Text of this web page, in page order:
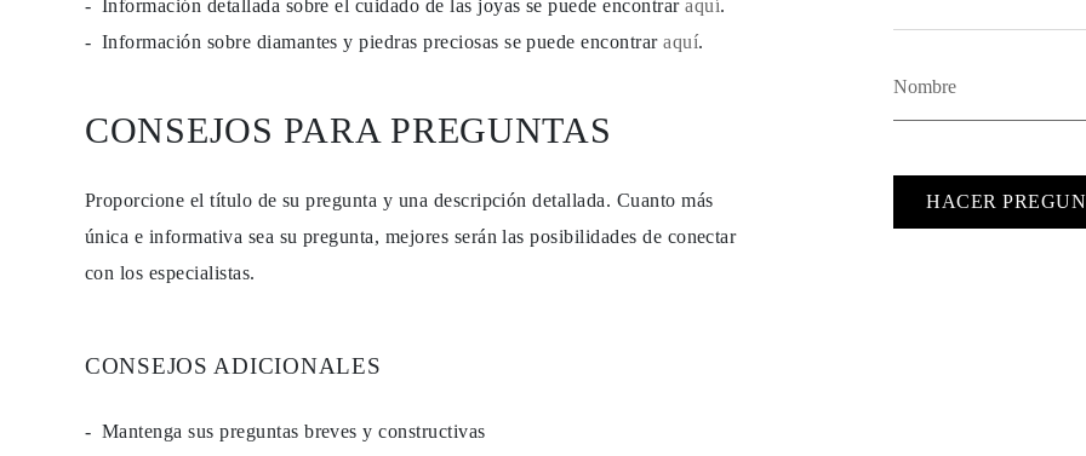
Guía de Pulseras
Precios Сompetitivos
SERVICIOS
Diseño Personalizado
Proceso de Producción
Nuestra Garantía
Métodos de Pago
Información detallada sobre el cuidado de las joyas se puede encontraraquí.
Información sobre diamantes y piedras preciosas se puede encontraraquí.
CONSEJOS PARA PREGUNTAS
Proporcione el título de su pregunta y una descripción detallada. Cuanto más
única e informativa sea su pregunta, mejores serán las posibilidades de conectar
con los especialistas.
CONSEJOS ADICIONALES
Mantenga sus preguntas breves y constructivas
HACER